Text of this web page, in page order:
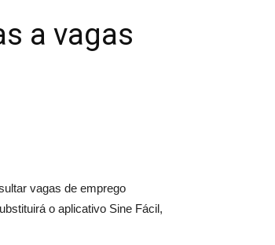
a vagas
vagas de emprego
o aplicativo Sine Fácil,